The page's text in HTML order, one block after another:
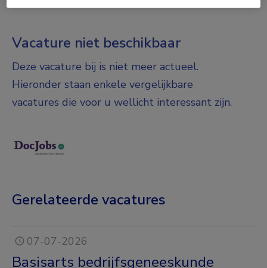
Vacature niet beschikbaar
Deze vacature bij is niet meer actueel.
Hieronder staan enkele vergelijkbare
vacatures die voor u wellicht interessant zijn.
Gerelateerde vacatures
07-07-2026
Basisarts bedrijfsgeneeskunde